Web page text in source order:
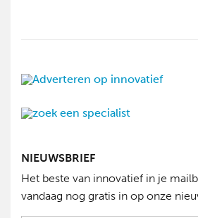
NIEUWSBRIEF
Het beste van innovatief in je
vandaag nog gratis in op onze